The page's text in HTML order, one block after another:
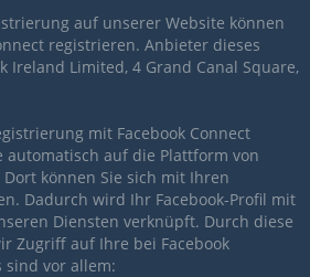
auf unserer Website können
registrieren. Anbieter dieses
Ireland Limited, 4 Grand Canal Square,
mit Facebook Connect
automatisch auf die Plattform von
können Sie sich mit Ihren
Dadurch wird Ihr Facebook-Profil mit
Diensten verknüpft. Durch diese
Zugriff auf Ihre bei Facebook
sind vor allem: